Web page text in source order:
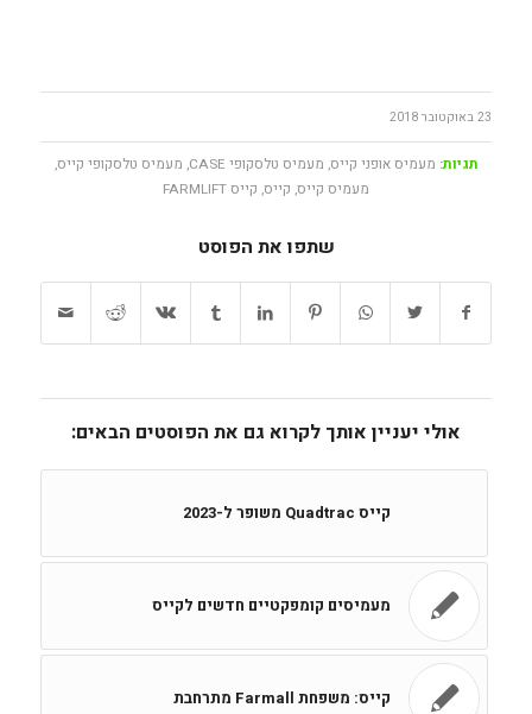
23 באוקטובר 2018
תגיות: מעמיס אופני קייס, מעמיס טלסקופי CASE , מעמיס טלסקופי קייס,
מעמיס קייס, קייס, קייס FARMLIFT
שתפו את הפוסט
אולי יעניין אותך לקרוא גם את הפוסטים הבאים:
קייס Quadtrac משופר ל-2023
מעמיסים קומפקטיים חדשים לקייס
קייס: משפחת Farmall מתרחבת